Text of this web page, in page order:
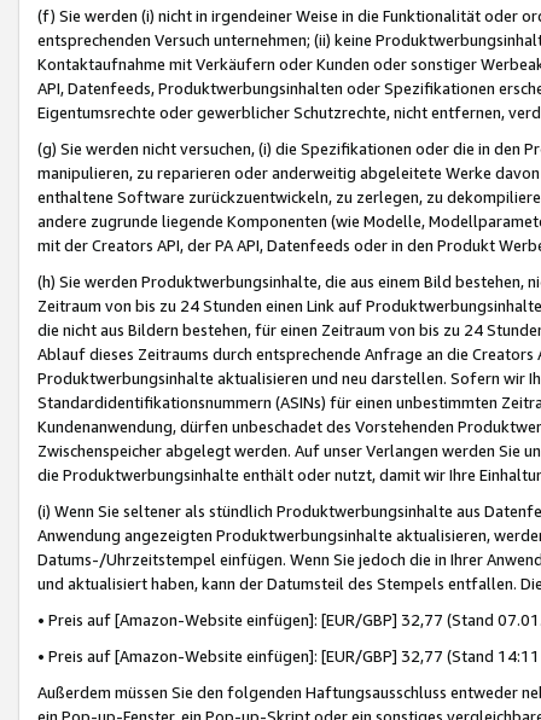
(f) Sie werden (i) nicht in irgendeiner Weise in die Funktionalität oder
entsprechenden Versuch unternehmen; (ii) keine
Kontaktaufnahme mit Verkäufern oder Kunden oder sonstiger
API, Datenfeeds, Produktwerbungsinhalten oder Spezifikationen
Eigentumsrechte oder gewerblicher Schutzrechte, nicht entfernen,
(g) Sie werden nicht versuchen, (i) die Spezifikationen oder die in
manipulieren, zu reparieren oder anderweitig abgeleitete Werke
enthaltene Software zurückzuentwickeln, zu zerlegen, zu
andere zugrunde liegende Komponenten (wie Modelle,
mit der Creators API, der PA API, Datenfeeds oder in den Produkt
(h) Sie werden Produktwerbungsinhalte, die aus einem Bild bestehen,
Zeitraum von bis zu 24 Stunden einen Link auf
die nicht aus Bildern bestehen, für einen Zeitraum von bis zu 24
Ablauf dieses Zeitraums durch entsprechende Anfrage an die
Produktwerbungsinhalte aktualisieren und neu darstellen. Sofern wir
Standardidentifikationsnummern (ASINs) für einen unbestimmten
Kundenanwendung, dürfen unbeschadet des Vorstehenden
Zwischenspeicher abgelegt werden. Auf unser Verlangen werden Sie
die Produktwerbungsinhalte enthält oder nutzt, damit wir Ihre
(i) Wenn Sie seltener als stündlich Produktwerbungsinhalte aus
Anwendung angezeigten Produktwerbungsinhalte aktualisieren,
Datums-/Uhrzeitstempel einfügen. Wenn Sie jedoch die in Ihrer
und aktualisiert haben, kann der Datumsteil des Stempels entfallen.
• Preis auf [Amazon-Website einfügen]: [EUR/GBP] 32,77 (Stand
• Preis auf [Amazon-Website einfügen]: [EUR/GBP] 32,77 (Stand
Außerdem müssen Sie den folgenden Haftungsausschluss entweder
ein Pop-up-Fenster, ein Pop-up-Skript oder ein sonstiges